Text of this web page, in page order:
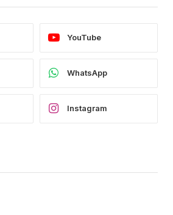
YouTube
WhatsApp
Instagram